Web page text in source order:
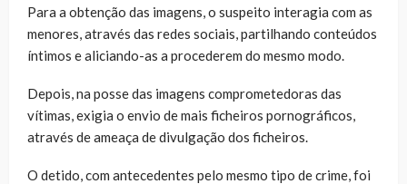
Para a obtenção das imagens, o suspeito interagia com as
menores, através das redes sociais, partilhando conteúdos
íntimos e aliciando-as a procederem do mesmo modo.
Depois, na posse das imagens comprometedoras das
vítimas, exigia o envio de mais ficheiros pornográficos,
através de ameaça de divulgação dos ficheiros.
O detido, com antecedentes pelo mesmo tipo de crime, foi